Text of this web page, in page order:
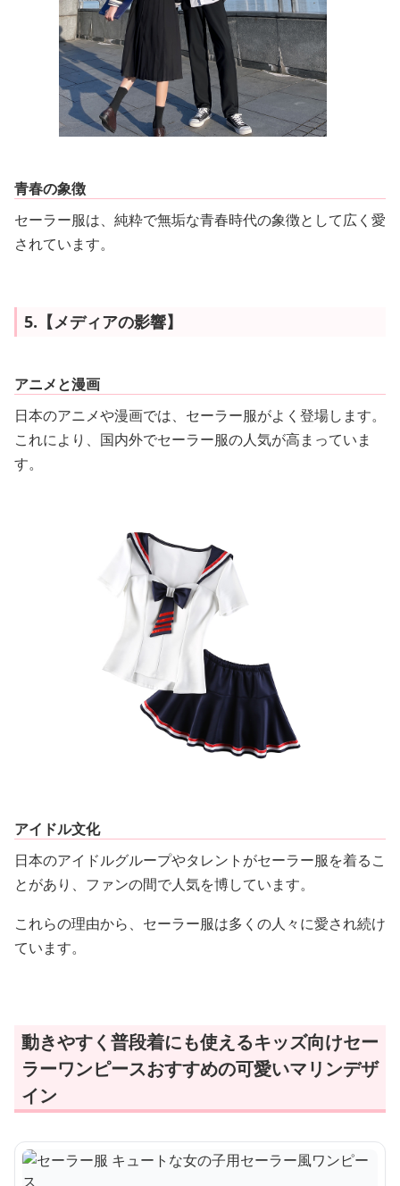
青春の象徴
セーラー服は、純粋で無垢な青春時代の象徴として広く愛
されています。
5.【メディアの影響】
アニメと漫画
日本のアニメや漫画では、セーラー服がよく登場します。
これにより、国内外でセーラー服の人気が高まっていま
す。
アイドル文化
日本のアイドルグループやタレントがセーラー服を着るこ
とがあり、ファンの間で人気を博しています。
これらの理由から、セーラー服は多くの人々に愛され続け
ています。
動きやすく普段着にも使えるキッズ向けセー
ラーワンピースおすすめの可愛いマリンデザ
イン